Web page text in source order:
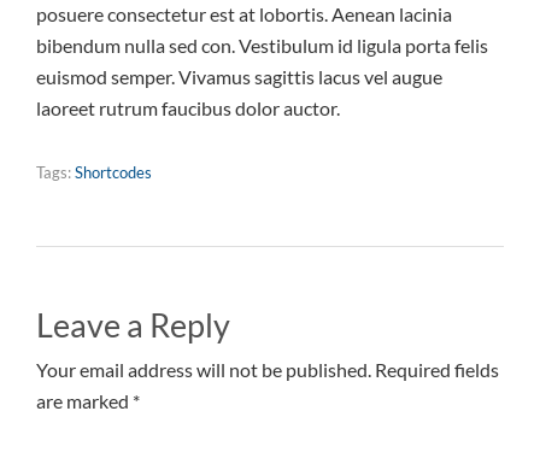
posuere consectetur est at lobortis. Aenean lacinia
bibendum nulla sed con. Vestibulum id ligula porta felis
euismod semper. Vivamus sagittis lacus vel augue
laoreet rutrum faucibus dolor auctor.
Tags:Shortcodes
Leave a Reply
Your email address will not be published. Required fields
are marked *